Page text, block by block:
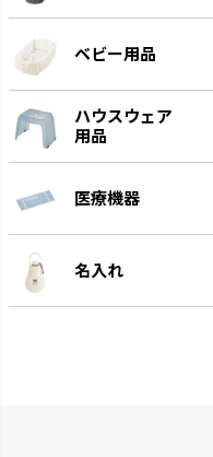
スラック ジョーロ
大容量なのにスリムなじょうろ
です。
ベビー用品
ハウスウェア
用品
医療機器
名入れ